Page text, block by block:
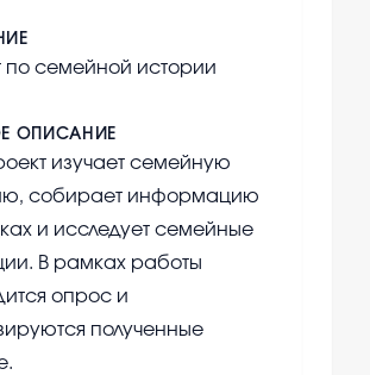
по семейной истории
ОПИСАНИЕ
изучает семейную
собирает информацию
и исследует семейные
В рамках работы
опрос и
полученные